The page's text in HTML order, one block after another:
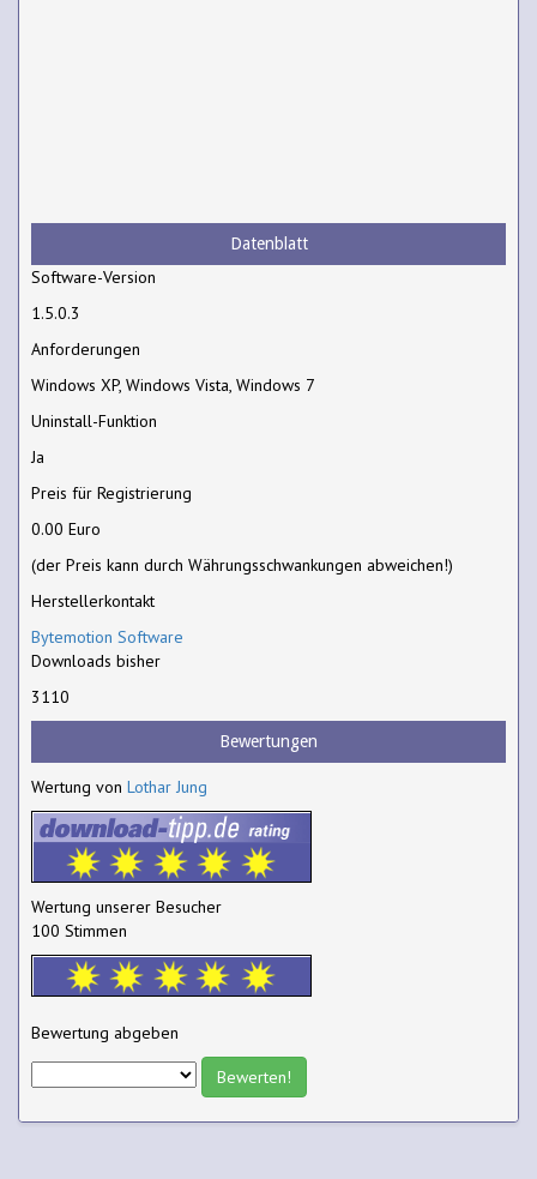
Datenblatt
Software-Version
1.5.0.3
Anforderungen
Windows XP, Windows Vista, Windows 7
Uninstall-Funktion
Ja
Preis für Registrierung
0.00 Euro
(der Preis kann durch Währungsschwankungen abweichen!)
Herstellerkontakt
Bytemotion Software
Downloads bisher
3110
Bewertungen
Wertung von Lothar Jung
Wertung unserer Besucher
100 Stimmen
Bewertung abgeben